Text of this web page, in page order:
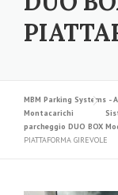
MBM Parking Systems -
Montacarichi
parcheggio DUO BOX
PIATTAFORMA GIREVOLE